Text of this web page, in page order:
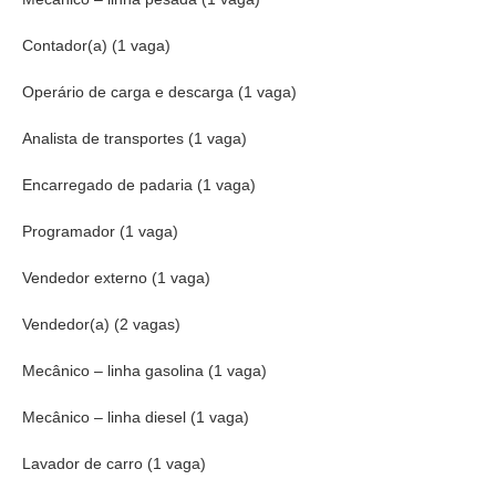
Contador(a) (1 vaga)
Operário de carga e descarga (1 vaga)
Analista de transportes (1 vaga)
Encarregado de padaria (1 vaga)
Programador (1 vaga)
Vendedor externo (1 vaga)
Vendedor(a) (2 vagas)
Mecânico – linha gasolina (1 vaga)
Mecânico – linha diesel (1 vaga)
Lavador de carro (1 vaga)